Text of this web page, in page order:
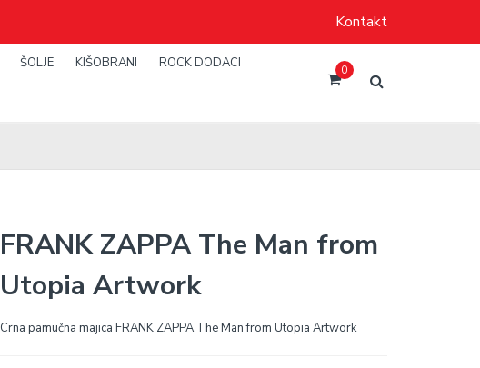
Kontakt
ŠOLJE KIŠOBRANI ROCK DODACI 0
FRANK ZAPPA The Man from
Utopia Artwork
Crna pamučna majica FRANK ZAPPA The Man from Utopia Artwork